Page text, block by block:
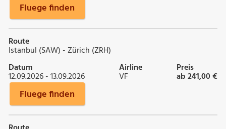
Fluege finden
Route
Istanbul (SAW) - Zürich (ZRH)
Datum
12.09.2026 - 13.09.2026
Airline
VF
Preis
ab 241,00 €
Fluege finden